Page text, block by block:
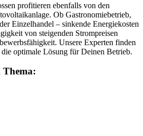
profitieren ebenfalls von den
Ob Gastronomiebetrieb,
Einzelhandel – sinkende Energiekosten
von steigenden Strompreisen
Unsere Experten finden
optimale Lösung für Deinen Betrieb.
Thema: